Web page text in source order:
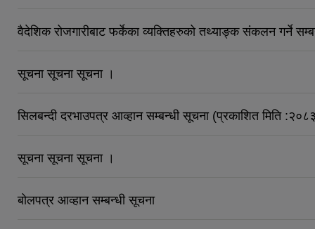
वैदेशिक रोजगारीबाट फर्केका व्यक्तिहरुको तथ्याङ्क संकलन गर्ने
सूचना सूचना सूचना ।
सिलबन्दी दरभाउपत्र आव्हान सम्बन्धी सूचना (प्रकाशित मिति
सूचना सूचना सूचना ।
बोलपत्र आव्हान सम्बन्धी सूचना